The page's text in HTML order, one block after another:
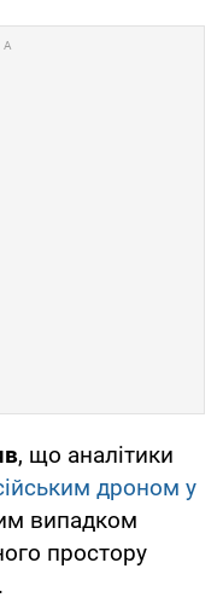
, що аналітики
дроном у
випадком
простору